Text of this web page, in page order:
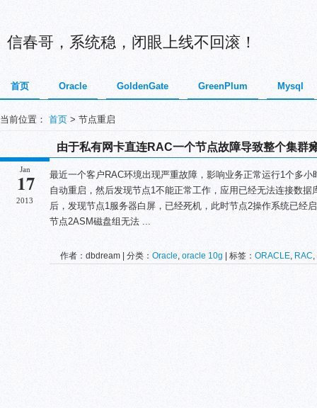
信春哥，系统稳，闭眼上线不回滚！
首页 Oracle GoldenGate GreenPlum Mysql
当前位置： 首页 > 节点重启
由于私有网卡直连RAC一个节点故障导致整个集群
Jan
17
2013
最近一个客户RAC环境出现严重故障，影响业务正常运行1个多
自动重启，然后发现节点1不能正常工作，应用已经无法连接数
后，发现节点1服务器白屏，已经死机，此时节点2操作系统已经
节点2ASM磁盘组无法 ...
作者：dbdream | 分类： Oracle, oracle 10g | 标签： ORACLE, RAC,